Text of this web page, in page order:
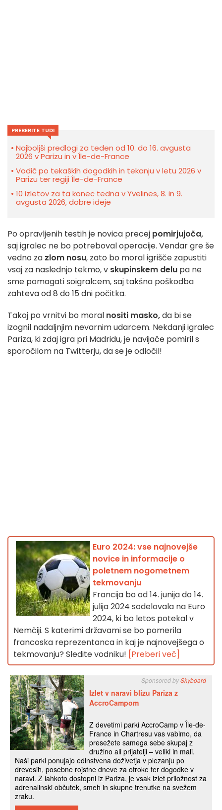
PREBERITE TUDI
Najboljši predlogi za teden od 10. do 16. avgusta
2026 v Parizu in v Île-de-France
Vodič po tekaških dogodkih in tekanju v letu 2026 v
Parizu ter regiji Île-de-France
10 izletov za ta konec tedna v Yvelines, 8. in 9.
avgusta 2026, dobre ideje
Po opravljenih testih je novica precej pomirjujoča,
saj igralec ne bo potreboval operacije. Vendar gre še
vedno za zlom nosu, zato bo moral igrišče zapustiti
vsaj za naslednjo tekmo, v skupinskem delu pa ne
sme pomagati soigralcem, saj takšna poškodba
zahteva od 8 do 15 dni počitka.
Takoj po vrnitvi bo moral nositi masko,da bi se
izognil nadaljnjim nevarnim udarcem. Nekdanji igralec
Pariza, ki zdaj igra pri Madridu, je navijače pomiril s
sporočilom na Twitterju, da se je odločil!
Euro 2024: vse najnovejše
novice in informacije o
poletnem nogometnem
tekmovanju
Francija bo od 14. junija do 14.
julija 2024 sodelovala na Euro
2024, ki bo letos potekal v
Nemčiji. S katerimi državami se bo pomerila
francoska reprezentanca in kaj je najnovejšega o
tekmovanju? Sledite vodniku! [Preberi več]